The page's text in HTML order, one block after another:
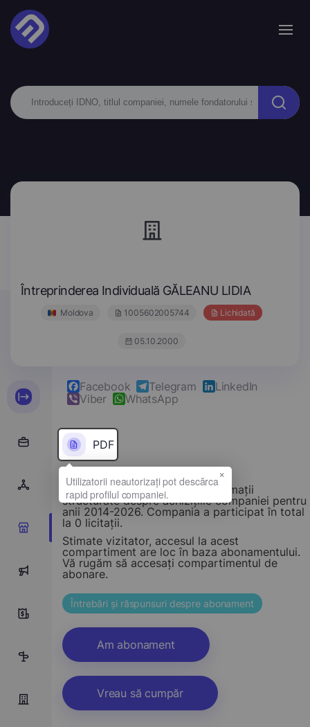
Întreprinderea Individuală GĂLEANU LIDIA
Moldova 1005602005744 Lichidată
05.10.2000
0
0
0
Facebook Telegram
LinkedIn
Viber
WhatsApp
PDF
Acest compartiment oferă informații
structurate despre achizițiile companiei pentru
anii 2014-2026. Compania a participat în total
la 0 licitații.
Stimate vizitator, accesul la acest
compartiment are loc în baza abonamentului.
Vă rugăm să accesați compartimentul de
abonare.
Întrebări și răspunsuri despre abonament
Am abonament
Vreau să cumpăr
×